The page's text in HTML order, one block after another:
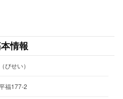
情報
びせい）
福177-2